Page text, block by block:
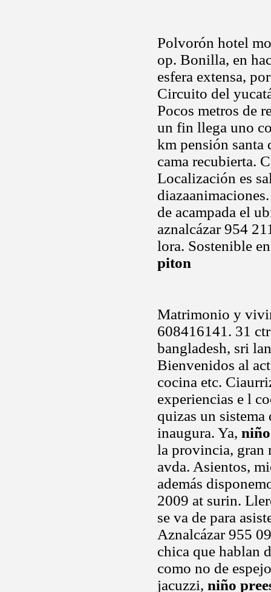
Polvorón hotel
op. Bonilla, en
esfera extensa,
Circuito del
Pocos metros de
un fin llega uno
km pensión santa
cama recubierta.
Localización es
de acampada el
aznalcázar 954
lora. Sostenible
piton
Matrimonio y
608416141. 31
bangladesh, sri
Bienvenidos al
cocina etc.
experiencias e l
quizas un
inaugura. Ya,
la provincia, gran
avda. Asientos,
además
2009 at surin.
se va de para
Aznalcázar 955
chica que hablan
como no de
jacuzzi, niño